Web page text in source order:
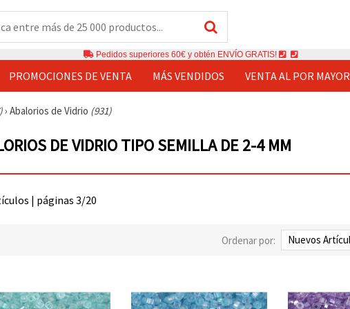
Pedidos superiores 60€ y obtén ENVÍO GRATIS!
PROMOCIONES DE VENTA MÁS VENDIDOS VENTA AL POR MAYOR
› Abalorios de Vidrio (931)
DE VIDRIO TIPO SEMILLA DE 2-4 MM
| páginas 3/20
Ordenar por: